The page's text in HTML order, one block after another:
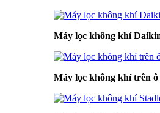
Máy lọc không khí
Máy lọc không khí trên